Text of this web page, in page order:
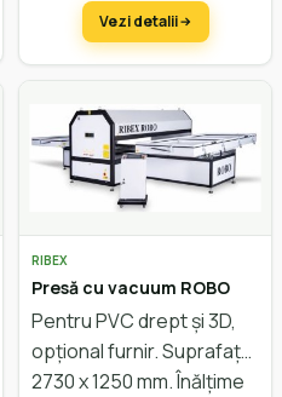
Vezi detalii
RIBEX
Presă cu vacuum ROBO
Pentru PVC drept și 3D,
opțional furnir. Suprafață
2730 x 1250 mm. Înălțime